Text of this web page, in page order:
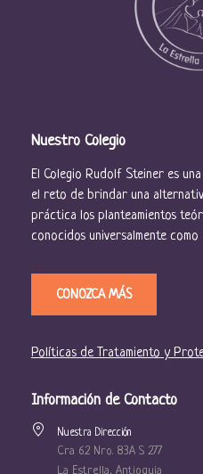
Nuestro Colegio
El Colegio Rudolf Steiner es
el reto de brindar una
práctica los planteamientos
conocidos universalmente
CONOZCA MÁS
Políticas de Tratamiento y
Información de Contacto
Nuestra Dirección
Cra 62 Nro. 83A S 277
La Estrella, Antioquia